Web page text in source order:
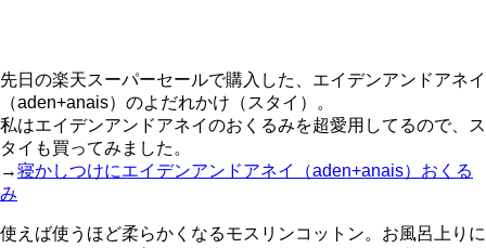
先日の楽天スーパーセールで購入した、エイデンアンドアネイ
（aden+anais）のよだれかけ（スタイ）。
私はエイデンアンドアネイのおくるみを超愛用してるので、ス
タイも買ってみました。
→寝かしつけにエイデンアンドアネイ（aden+anais）おくる
み
使えば使うほど柔らかくなるモスリンコットン。お風呂上りに